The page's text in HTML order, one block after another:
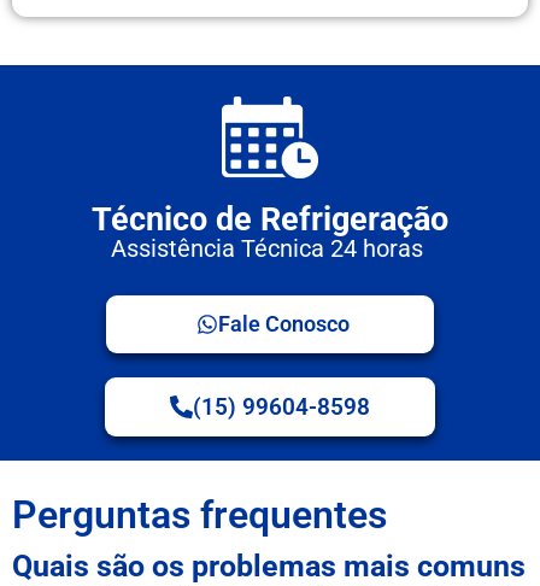
Técnico de Refrigeração
Assistência Técnica 24 horas
Fale Conosco
(15) 99604-8598
Perguntas frequentes
Quais são os problemas mais comuns